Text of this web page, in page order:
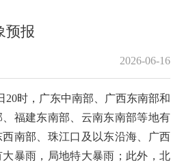
预报
2026-06-16
时，广东中南部、广西东南部和
福建东南部、云南东南部等地有
南部、珠江口及以东沿海、广西
暴雨，局地特大暴雨；此外，北